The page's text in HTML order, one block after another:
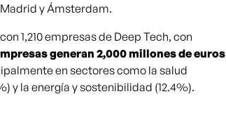
y Ámsterdam.
1,210 empresas de Deep Tech, con
generan 2,000 millones de euros
en sectores como la salud
y la energía y sostenibilidad (12.4%).